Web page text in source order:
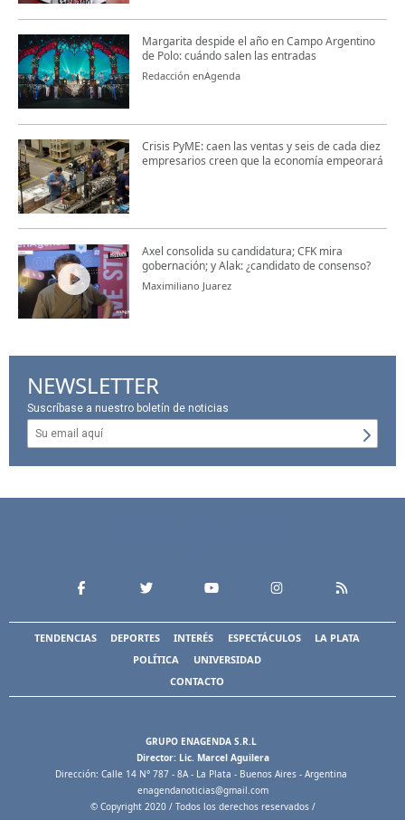
Margarita despide el año en Campo Argentino
de Polo: cuándo salen las entradas
Redacción enAgenda
Crisis PyME: caen las ventas y seis de cada diez
empresarios creen que la economía empeorará
Axel consolida su candidatura; CFK mira
gobernación; y Alak: ¿candidato de consenso?
Maximiliano Juarez
NEWSLETTER
Suscríbase a nuestro boletín de noticias
TENDENCIAS DEPORTES INTERÉS ESPECTÁCULOS
LA PLATA
POLÍTICA
UNIVERSIDAD
CONTACTO
GRUPO ENAGENDA S.R.L
Director: Lic. Marcel Aguilera
Dirección: Calle 14 N° 787 - 8A - La Plata - Buenos Aires - Argentina
enagendanoticias@gmail.com
© Copyright 2020 / Todos los derechos reservados /